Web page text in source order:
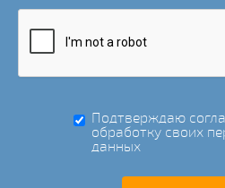
Подтверждаю
обработку своих
данных